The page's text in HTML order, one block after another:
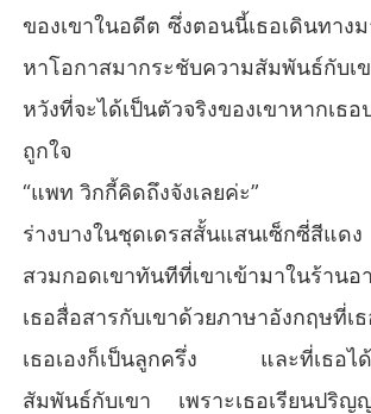
ของเขาในอดีต ซึ่งตอนนี้เธอเดินทาง
หาโอกาสมากระชับความสัมพันธ์กับเ
หวังที่จะได้เป็นตัวจริงของเขาหากเธ
ถูกใจ
“แพท วิกกี้คิดถึงจังเลยค่ะ”
ร่างบางในชุดเดรสสั้นแสนเซ็กซี่
สวมกอดเขาทันทีที่เขาเข้ามาในร้านอ
เธอสื่อสารกับเขาด้วยภาษาอังกฤษที่
เธอเองก็เป็นลูกครึ่ง และที่เธอได้
สัมพันธ์กับเขา เพราะเธอเรียนปริญ